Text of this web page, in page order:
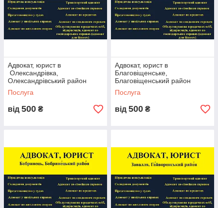
Адвокат, юрист в
Олександрівка,
Олександрівський район
Послуга
від 500 ₴
Адвокат, юрист в
Благовіщенське,
Благовіщенський район
Послуга
від 500 ₴